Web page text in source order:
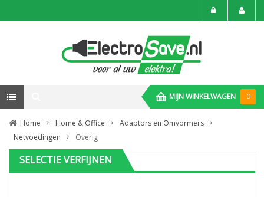
MIJN WINKELWAGEN 0
Home Home & Office
Adaptors en Omvormers
Netvoedingen
Overig
SELECTIE VERFIJNEN